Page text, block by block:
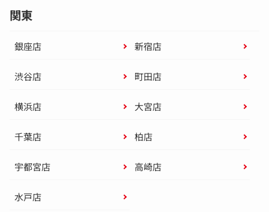
関東
銀座店 新宿店
渋谷店 町田店
横浜店 大宮店
千葉店 柏店
宇都宮店 高崎店
水戸店